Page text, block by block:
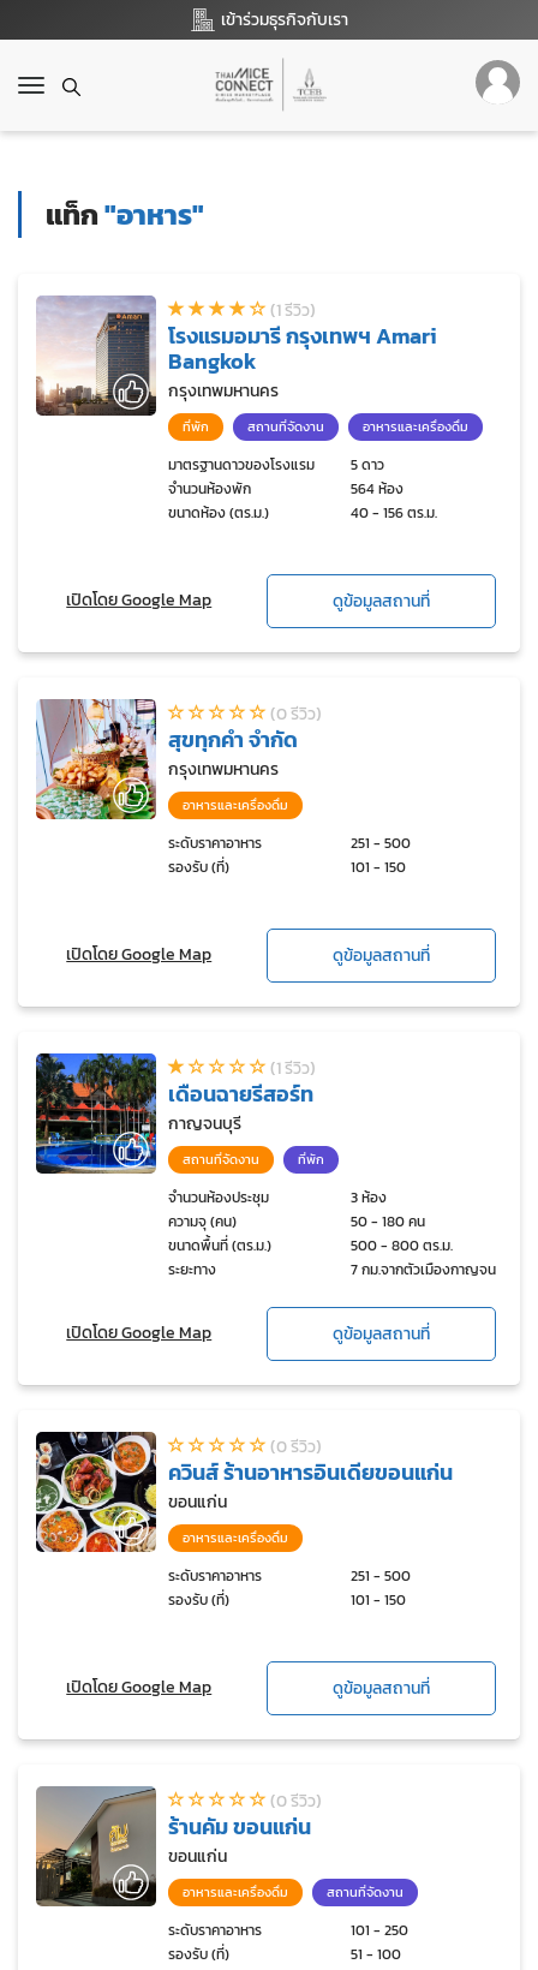
เข้าร่วมธุรกิจกับเรา
T
g
v
แท็ก"อาหาร"
(1 รีวิว)
โรงแรมอมารี กรุงเทพฯ Amari
Bangkok
กรุงเทพมหานคร
ที่พัก สถานที่จัดงาน อาหารและเครื่องดื่ม
มาตรฐานดาวของโรงแรม
5 ดาว
จำนวนห้องพัก
564 ห้อง
ขนาดห้อง (ตร.ม.)
40 - 156 ตร.ม.
เปิดโดย Google Map ดูข้อมูลสถานที่
(0 รีวิว)
สุขทุกคำ จำกัด
กรุงเทพมหานคร
อาหารและเครื่องดื่ม
ระดับราคาอาหาร
251 - 500
รองรับ (ที่)
101 - 150
เปิดโดย Google Map ดูข้อมูลสถานที่
(1 รีวิว)
เดือนฉายรีสอร์ท
กาญจนบุรี
สถานที่จัดงาน ที่พัก
จำนวนห้องประชุม
3 ห้อง
ความจุ (คน)
50 - 180 คน
ขนาดพื้นที่ (ตร.ม.)
500 - 800 ตร.ม.
ระยะทาง
7 กม.จากตัวเมืองกาญจนบุรี
เปิดโดย Google Map ดูข้อมูลสถานที่
(0 รีวิว)
ควินส์ ร้านอาหารอินเดียขอนแก่น
ขอนแก่น
อาหารและเครื่องดื่ม
ระดับราคาอาหาร
251 - 500
รองรับ (ที่)
101 - 150
เปิดโดย Google Map ดูข้อมูลสถานที่
(0 รีวิว)
ร้านคัม ขอนแก่น
ขอนแก่น
อาหารและเครื่องดื่ม สถานที่จัดงาน
ระดับราคาอาหาร
101 - 250
รองรับ (ที่)
51 - 100